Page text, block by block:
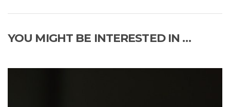
YOU MIGHT BE INTERESTED IN …